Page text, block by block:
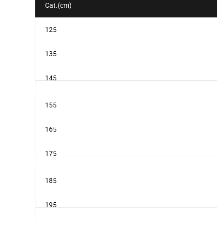
Cat.(cm)
125
135
145
155
165
175
185
195